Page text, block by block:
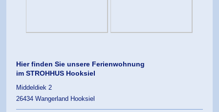
Hier finden Sie unsere Ferienwohnung
im STROHHUS Hooksiel
Middeldiek 2
26434 Wangerland Hooksiel